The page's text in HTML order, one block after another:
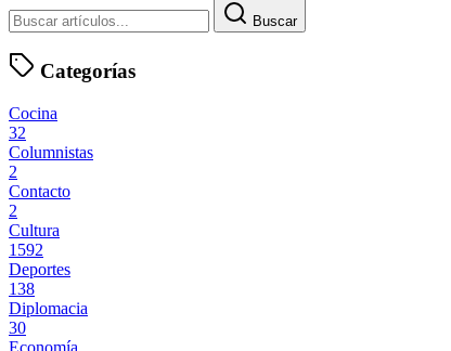
Buscar
Categorías
Cocina
32
Columnistas
2
Contacto
2
Cultura
1592
Deportes
138
Diplomacia
30